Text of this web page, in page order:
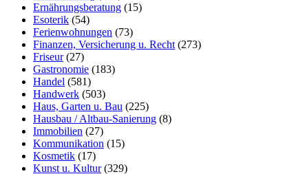
Ernährungsberatung (15)
Esoterik (54)
Ferienwohnungen (73)
Finanzen, Versicherung u. Recht (273)
Friseur(27)
Gastronomie (183)
Handel (581)
Handwerk (503)
Haus, Garten u. Bau (225)
Hausbau / Altbau-Sanierung (8)
Immobilien (27)
Kommunikation (15)
Kosmetik (17)
Kunst u. Kultur(329)